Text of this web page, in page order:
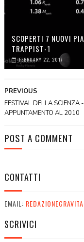
SCOPERTI 7 NUOVI
TRAPPIST-1
FEBRUARY 22, 2017
PREVIOUS
FESTIVAL DELLA SCIENZA -
APPUNTAMENTO AL 2010
POST A COMMENT
CONTATTI
EMAIL:
SCRIVICI